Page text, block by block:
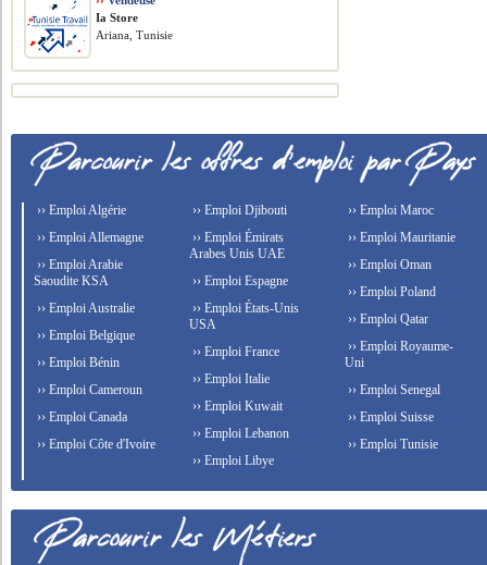
Ia Store
Ariana, Tunisie
›› Emploi Algérie
›› Emploi Allemagne
›› Emploi Arabie
Saoudite KSA
›› Emploi Australie
›› Emploi Belgique
›› Emploi Bénin
›› Emploi Cameroun
›› Emploi Canada
›› Emploi Côte d'Ivoire
›› Emploi Djibouti
›› Emploi Émirats
Arabes Unis UAE
›› Emploi Espagne
›› Emploi États-Unis
USA
›› Emploi France
›› Emploi Italie
›› Emploi Kuwait
›› Emploi Lebanon
›› Emploi Libye
›› Emploi Maroc
›› Emploi Mauritanie
›› Emploi Oman
›› Emploi Poland
›› Emploi Qatar
›› Emploi Royaume-
Uni
›› Emploi Senegal
›› Emploi Suisse
›› Emploi Tunisie